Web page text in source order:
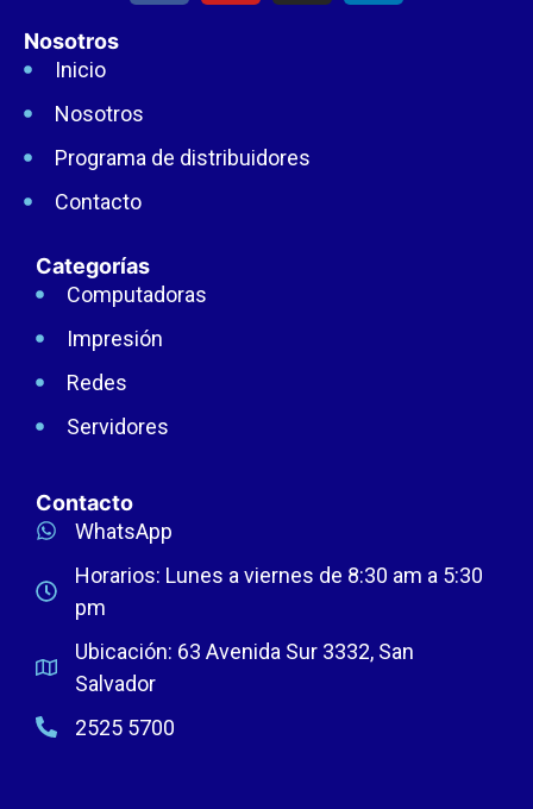
Nosotros
Inicio
Nosotros
Programa de distribuidores
Contacto
Categorías
Computadoras
Impresión
Redes
Servidores
Contacto
WhatsApp
Horarios: Lunes a viernes de 8:30 am a 5:30
pm
Ubicación: 63 Avenida Sur 3332, San
Salvador
2525 5700